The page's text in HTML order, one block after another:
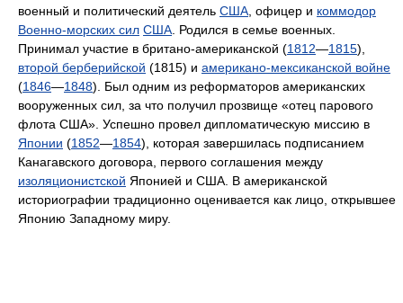
военный и политический деятель США , офицер и коммодор
Военно-морских сил США . Родился в семье военных.
Принимал участие в британо-американской (1812—1815),
второй берберийской (1815) и американо-мексиканской войне
(1846—1848). Был одним из реформаторов американских
вооруженных сил, за что получил прозвище «отец парового
флота США». Успешно провел дипломатическую миссию в
Японии (1852—1854), которая завершилась подписанием
Канагавского договора, первого соглашения между
изоляционистской Японией и США. В американской
историографии традиционно оценивается как лицо, открывшее
Японию Западному миру.